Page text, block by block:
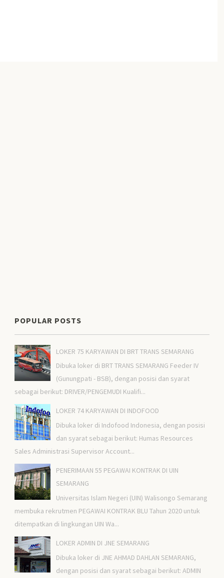
POPULAR POSTS
LOKER 75 KARYAWAN DI BRT TRANS SEMARANG
Dibuka loker di BRT TRANS SEMARANG Feeder IV
(Gunungpati - BSB), dengan posisi dan syarat
sebagai berikut: DRIVER/PENGEMUDI Kualifi...
LOKER 74 KARYAWAN DI INDOFOOD
Dibuka loker di Indofood Indonesia, dengan posisi
dan syarat sebagai berikut: Humas Resources
Sales Administrasi Supervisor Account...
PENERIMAAN 55 PEGAWAI KONTRAK DI UIN
SEMARANG
Universitas Islam Negeri (UIN) Walisongo Semarang
membuka rekrutmen PEGAWAI KONTRAK BLU Tahun 2020 untuk
ditempatkan di lingkungan UIN Wa...
LOKER ADMIN DI JNE SEMARANG
Dibuka loker di JNE AHMAD DAHLAN SEMARANG,
dengan posisi dan syarat sebagai berikut: ADMIN